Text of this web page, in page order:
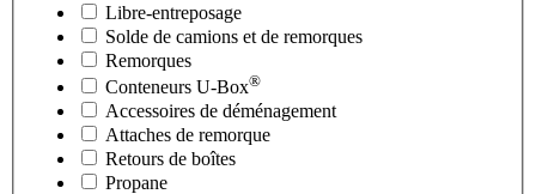
Libre-entreposage
Solde de camions et de remorques
Remorques
Conteneurs U-Box®
Accessoires de déménagement
Attaches de remorque
Retours de boîtes
Propane